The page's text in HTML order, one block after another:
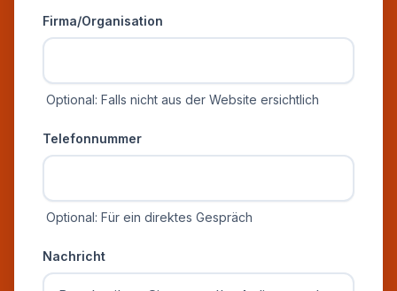
Firma/Organisation
Optional: Falls nicht aus der Website ersichtlich
Telefonnummer
Optional: Für ein direktes Gespräch
Nachricht